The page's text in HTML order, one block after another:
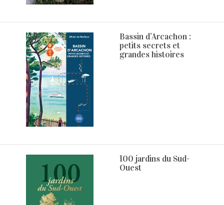
Bassin d’Arcachon :
petits secrets et
grandes histoires
100 jardins du Sud-
Ouest